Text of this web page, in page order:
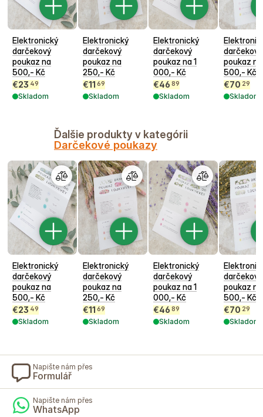
Elektronický
darčekový
poukaz na
500,- Kč
€23 49
Skladom
Elektronický
darčekový
poukaz na
250,- Kč
€11 69
Skladom
Elektronický
darčekový
poukaz na 1
000,- Kč
€46 89
Skladom
darčekový
poukaz na
500,- Kč
€70 29
Skladom
Ďalšie produkty v kategórii
Darčekové poukazy
Elektronický
darčekový
poukaz na
500,- Kč
€23 49
Skladom
Elektronický
darčekový
poukaz na
250,- Kč
€11 69
Skladom
Elektronický
darčekový
poukaz na 1
000,- Kč
€46 89
Skladom
darčekový
poukaz na
500,- Kč
€70 29
Skladom
Napište nám přes
Formulář
Napište nám přes
WhatsApp